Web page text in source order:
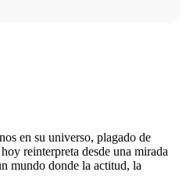
en su universo, plagado de
reinterpreta desde una mirada
mundo donde la actitud, la